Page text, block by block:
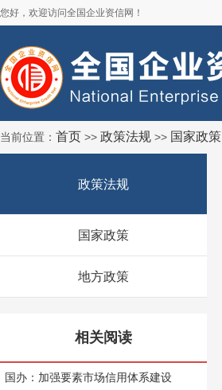
您好，欢迎访问全国企业资信网！
当前位置： 首页 >> 政策法规 >> 国家政策
政策法规
国家政策
地方政策
相关阅读
国办：加强要素市场信用体系建设